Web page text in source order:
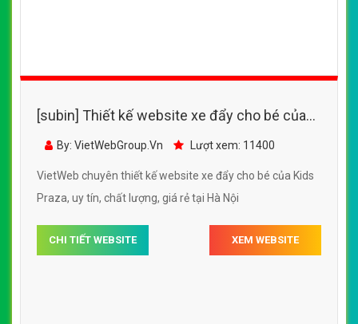
[subin] Thiết kế website xe đẩy cho bé của
Kids Praza đẹp SEO tốt
By: VietWebGroup.Vn Lượt xem: 11400
VietWeb chuyên thiết kế website xe đẩy cho bé của Kids
Praza, uy tín, chất lượng, giá rẻ tại Hà Nội
CHI TIẾT WEBSITE XEM WEBSITE